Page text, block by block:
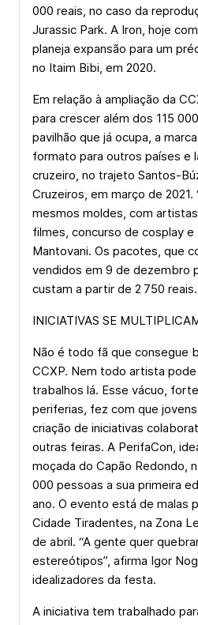
000 reais, no caso da
Jurassic Park. A Iron, hoje
planeja expansão para um
no Itaim Bibi, em 2020.
Em relação à ampliação da
para crescer além dos 115
pavilhão que já ocupa, a
formato para outros países e
cruzeiro, no trajeto Santos-
Cruzeiros, em março de 2021.
mesmos moldes, com
filmes, concurso de cosplay e
Mantovani. Os pacotes, que
vendidos em 9 de dezembro
custam a partir de 2 750 reais.
INICIATIVAS SE
Não é todo fã que consegue
CCXP. Nem todo artista
trabalhos lá. Esse vácuo,
periferias, fez com que
criação de iniciativas
outras feiras. A PerifaCon,
moçada do Capão Redondo,
000 pessoas a sua primeira
ano. O evento está de malas
Cidade Tiradentes, na Zona
de abril. “A gente quer
estereótipos”, afirma Igor
idealizadores da festa.
A iniciativa tem trabalhado